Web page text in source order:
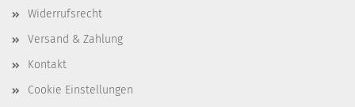
Widerrufsrecht
Versand & Zahlung
Kontakt
Cookie Einstellungen